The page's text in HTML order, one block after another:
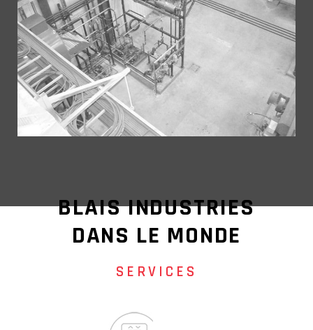
BLAIS INDUSTRIES
DANS LE MONDE
SERVICES